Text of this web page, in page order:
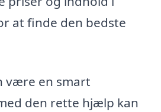
at finde den bedste
være en smart
den rette hjælp kan